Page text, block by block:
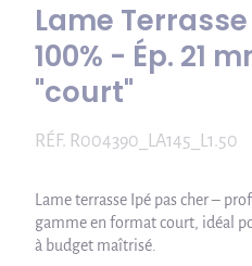
Lame
100% - Ép. 21
"court"
RÉF. R004390_LA145_L1.50
Lame terrasse Ipé pas cher –
gamme en format court, idéal
à budget maîtrisé.